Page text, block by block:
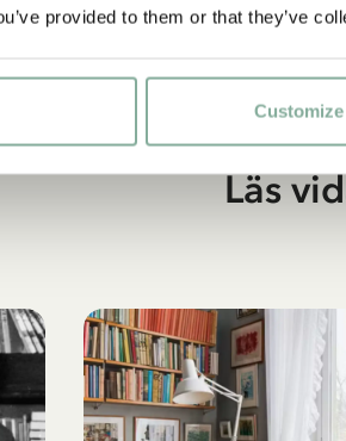
provided to them or that they’ve
Customize
Läs